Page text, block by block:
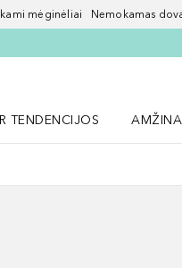
mėginėliai Nemokamas
TENDENCIJOS